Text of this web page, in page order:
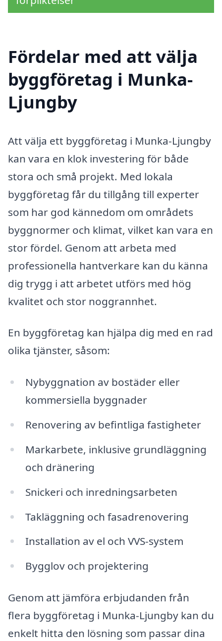
Fördelar med att välja
byggföretag i Munka-
Ljungby
Att välja ett byggföretag i Munka-Ljungby
kan vara en klok investering för både
stora och små projekt. Med lokala
byggföretag får du tillgång till experter
som har god kännedom om områdets
byggnormer och klimat, vilket kan vara en
stor fördel. Genom att arbeta med
professionella hantverkare kan du känna
dig trygg i att arbetet utförs med hög
kvalitet och stor noggrannhet.
En byggföretag kan hjälpa dig med en rad
olika tjänster, såsom:
Nybyggnation av bostäder eller
kommersiella byggnader
Renovering av befintliga fastigheter
Markarbete, inklusive grundläggning
och dränering
Snickeri och inredningsarbeten
Takläggning och fasadrenovering
Installation av el och VVS-system
Bygglov och projektering
Genom att jämföra erbjudanden från
flera byggföretag i Munka-Ljungby kan du
enkelt hitta den lösning som passar dina